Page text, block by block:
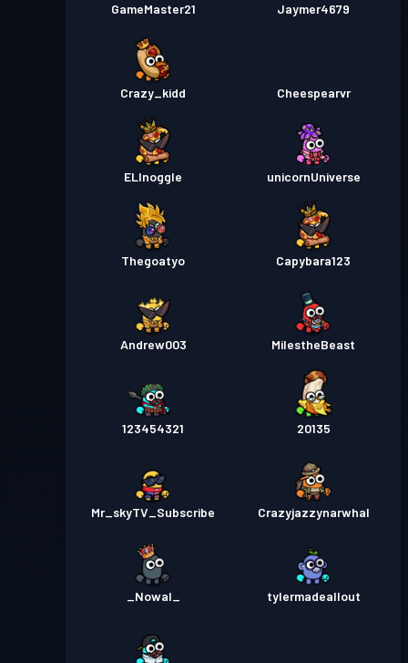
GameMaster21 Jaymer4679
Crazy_kidd Cheespearvr
ELInoggle unicornUniverse
Thegoatyo Capybara123
Andrew003 MiIestheBeast
123454321 20135
Mr_skyTV_Subscribe Crazyjazzynarwhal
_Nowal_ tylermadeallout